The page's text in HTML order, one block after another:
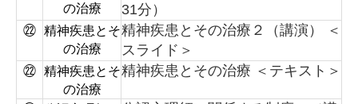
の治療
31分）
㉒ 精神疾患とそ
の治療
精神疾患とその治療２（講演） ＜
スライド＞
㉒ 精神疾患とそ
の治療
精神疾患とその治療 ＜テキスト＞